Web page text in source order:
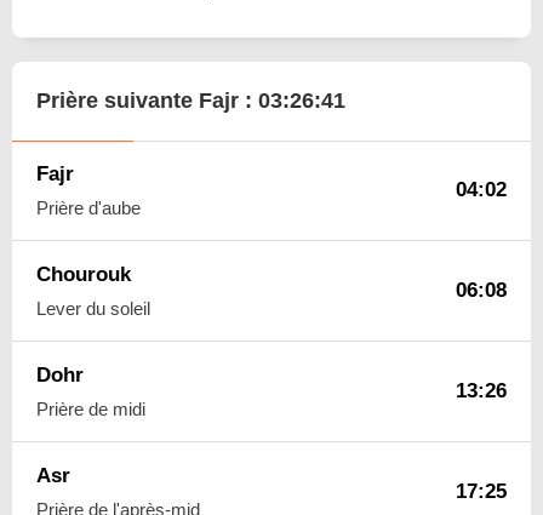
Prière suivante Fajr : 03:26:40
Fajr
Prière d'aube
04:02
Chourouk
Lever du soleil
06:08
Dohr
Prière de midi
13:26
Asr
Prière de l'après-mid
17:25